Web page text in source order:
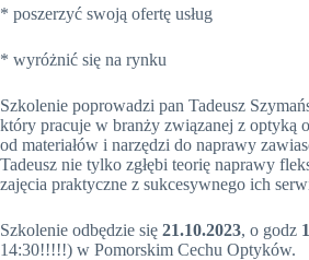
* poszerzyć swoją ofertę usług
* wyróżnić się na rynku
Szkolenie poprowadzi pan Tadeusz
który pracuje w branży związanej z optyką
od materiałów i narzędzi do naprawy
Tadeusz nie tylko zgłębi teorię naprawy
zajęcia praktyczne z sukcesywnego ich
Szkolenie odbędzie się 21.10.2023, o godz
14:30!!!!!) w Pomorskim Cechu Optyków.